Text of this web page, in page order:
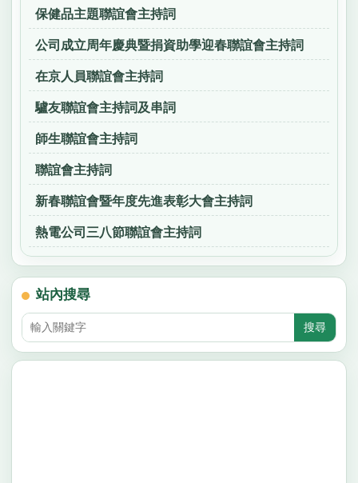
保健品主題聯誼會主持詞
公司成立周年慶典暨捐資助學迎春聯誼會主持詞
在京人員聯誼會主持詞
驢友聯誼會主持詞及串詞
師生聯誼會主持詞
聯誼會主持詞
新春聯誼會暨年度先進表彰大會主持詞
熱電公司三八節聯誼會主持詞
站內搜尋